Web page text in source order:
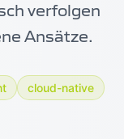
verfolgen
Ansätze.
cloud-native